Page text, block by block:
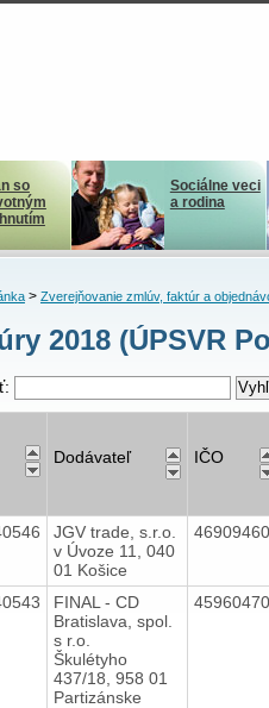
so
Sociálne veci
a rodina
> Zverejňovanie zmlúv, faktúr a
2018 (ÚPSVR
Dodávateľ IČO
JGV trade, s.r.o.
v Úvoze 11, 040
01 Košice
46909460
FINAL - CD
Bratislava, spol.
s r.o.
Škulétyho
437/18, 958 01
Partizánske
45960470